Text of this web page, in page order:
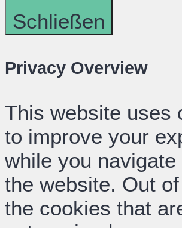
Schließen
Privacy Overview
This website uses
to improve your
while you navigate
the website. Out
the cookies that